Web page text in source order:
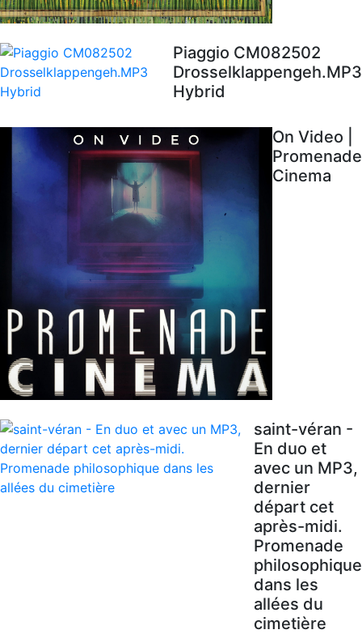
Piaggio CM082502
Drosselklappengeh.MP3
Hybrid
On Video |
Promenade
Cinema
saint-véran -
En duo et
avec un MP3,
dernier
départ cet
après-midi.
Promenade
philosophique
dans les
allées du
cimetière